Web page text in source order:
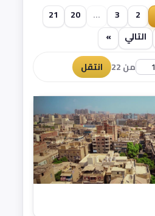
2
3
...
20
21
التالي
»
من 22 انتقل